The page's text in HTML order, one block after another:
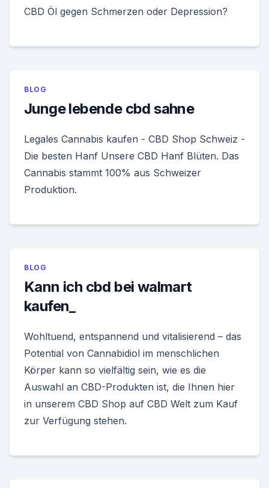
CBD Öl gegen Schmerzen oder Depression?
BLOG
Junge lebende cbd sahne
Legales Cannabis kaufen - CBD Shop Schweiz -
Die besten Hanf Unsere CBD Hanf Blüten. Das
Cannabis stammt 100% aus Schweizer
Produktion.
BLOG
Kann ich cbd bei walmart
kaufen_
Wohltuend, entspannend und vitalisierend – das
Potential von Cannabidiol im menschlichen
Körper kann so vielfältig sein, wie es die
Auswahl an CBD-Produkten ist, die Ihnen hier
in unserem CBD Shop auf CBD Welt zum Kauf
zur Verfügung stehen.